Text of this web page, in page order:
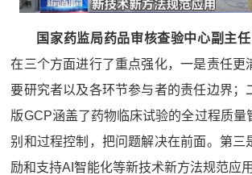
国家药监局药品审核查验中心副主
在三个方面进行了重点强化，一是责任更
要研究者以及各环节参与者的责任边界；
版GCP涵盖了药物临床试验的全过程质量
别和过程控制，把问题解决在前面。第三
励和支持AI智能化等新技术新方法规范应用